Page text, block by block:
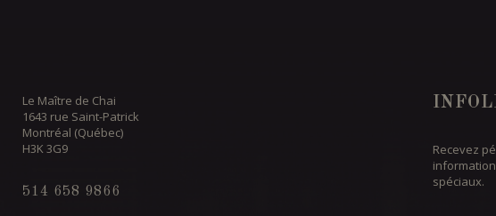
Le Maître de Chai
1643 rue Saint-Patrick
Montréal (Québec)
H3K 3G9
514 658 9866
Recevez
spéciaux.